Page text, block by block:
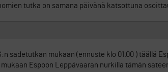
tutka on samana päivänä katsottuna
sadetutkan mukaan (ennuste klo 01.00 ) täällä
Espoon Leppävaaran nurkilla tämän